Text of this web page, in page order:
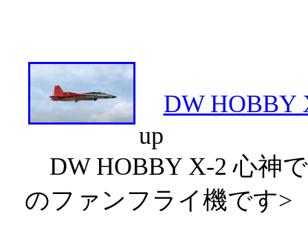
DW
up
DW HOBBY X-2 心神
のファンフライ機です>